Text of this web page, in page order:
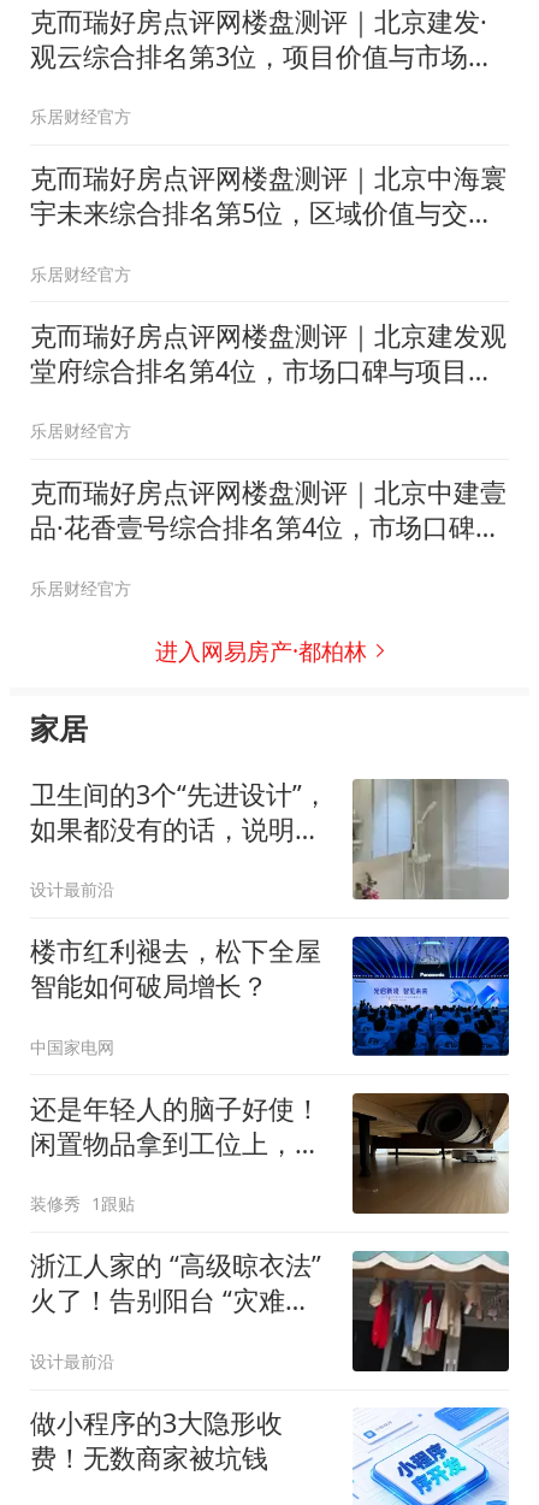
克而瑞好房点评网楼盘测评｜北京建发·
观云综合排名第3位，项目价值与市场口
乐居财经官方
克而瑞好房点评网楼盘测评｜北京中海寰
宇未来综合排名第5位，区域价值与交通
乐居财经官方
克而瑞好房点评网楼盘测评｜北京建发观
堂府综合排名第4位，市场口碑与项目价
乐居财经官方
克而瑞好房点评网楼盘测评｜北京中建壹
品·花香壹号综合排名第4位，市场口碑与
乐居财经官方
进入网易房产·都柏林
家居
卫生间的3个“先进设计”，
如果都没有的话，说明你
设计最前沿
楼市红利褪去，松下全屋
智能如何破局增长？
中国家电网
还是年轻人的脑子好使！
闲置物品拿到工位上，反
装修秀 1跟贴
浙江人家的 “高级晾衣法”
火了！告别阳台 “灾难现
设计最前沿
做小程序的3大隐形收
费！无数商家被坑钱